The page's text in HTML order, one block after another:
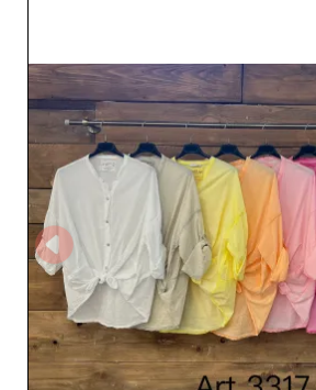
que los vestidos seducen por sus
estampados cautivadores. Los tops,
cuidados, y las prendas inferiores,
favorecedoras, completan esta
a sus clientes looks completos y con estilo. La
de Nova ancla S.L se traduce en un
orientado a la satisfacción del
MicroStore, este mayorista garantiza
compra fluida y eficiente, permitiendo
revendedores realizar pedidos con
plazos de entrega respetados y la
los productos refuerzan la sólida
ancla S.L en el mercado. Elegir Nova ancla S.L es optar
por prendas de calidad y un servicio
los profesionales que desean ofrecer
clientes, este mayorista de
que combina estilo, eficiencia y
con Nova ancla S.L, aseguras a tu
ganadora y a tu cartera de productos
indiscutiblemente en tendencia.